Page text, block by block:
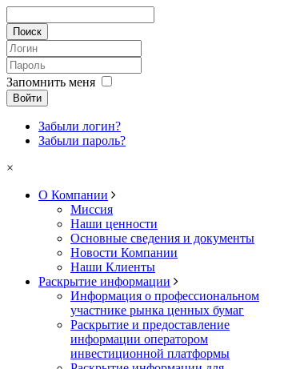
Запомнить меня
Войти
Забыли логин?
Забыли пароль?
×
О Компании
Миссия
Наши ценности
Основные сведения и документы
Новости Компании
Наши Клиенты
Раскрытие информации
Информация о профессиональном
участнике рынка ценных бумаг
Раскрытие и предоставление
информации оператором
инвестиционной платформы